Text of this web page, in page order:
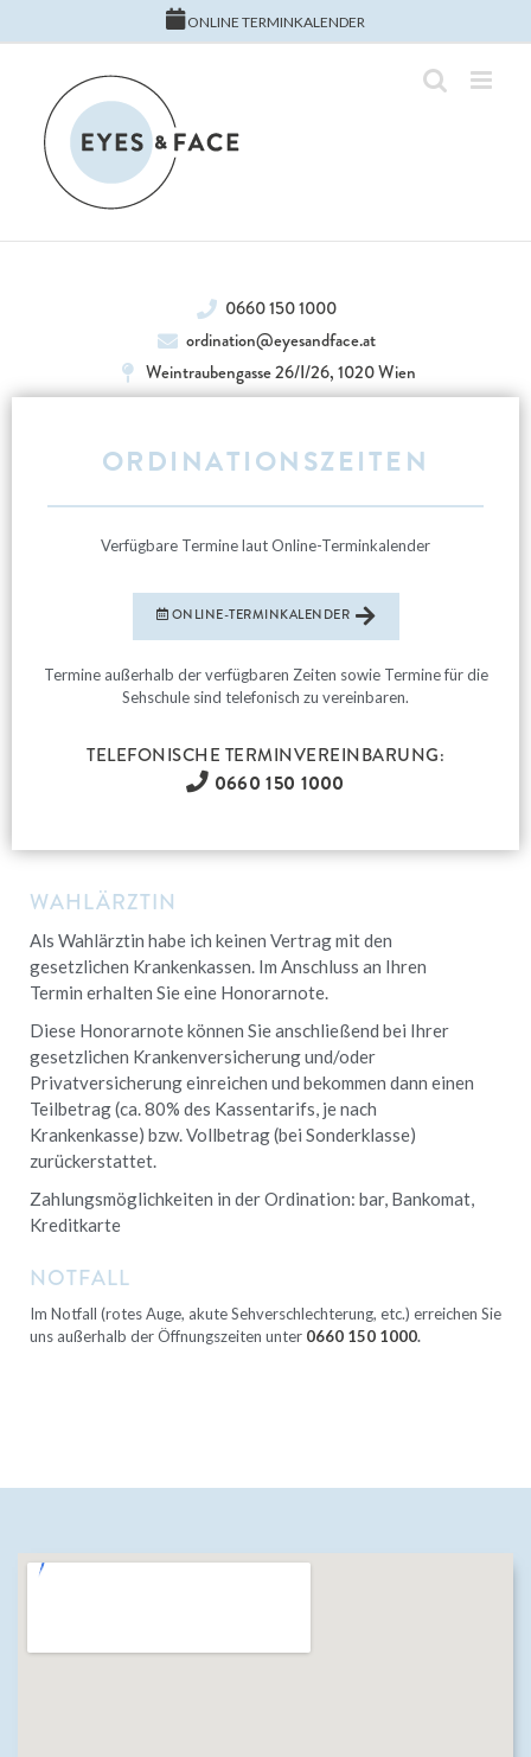
ONLINE TERMINKALENDER
0660 150 1000
ordination@eyesandface.at
Weintraubengasse 26/I/26, 1020 Wien
ORDINATIONSZEITEN
Verfügbare Termine laut Online-Terminkalender
ONLINE-TERMINKALENDER
Termine außerhalb der verfügbaren Zeiten sowie Termine für die
Sehschule sind telefonisch zu vereinbaren.
TELEFONISCHE TERMINVEREINBARUNG:
0660 150 1000
WAHLÄRZTIN
Als Wahlärztin habe ich keinen Vertrag mit den
gesetzlichen Krankenkassen. Im Anschluss an Ihren
Termin erhalten Sie eine Honorarnote.
Diese Honorarnote können Sie anschließend bei Ihrer
gesetzlichen Krankenversicherung und/oder
Privatversicherung einreichen und bekommen dann einen
Teilbetrag (ca. 80% des Kassentarifs, je nach
Krankenkasse) bzw. Vollbetrag (bei Sonderklasse)
zurückerstattet.
Zahlungsmöglichkeiten in der Ordination: bar, Bankomat,
Kreditkarte
NOTFALL
Im Notfall (rotes Auge, akute Sehverschlechterung, etc.) erreichen Sie
uns außerhalb der Öffnungszeiten unter 0660 150 1000.